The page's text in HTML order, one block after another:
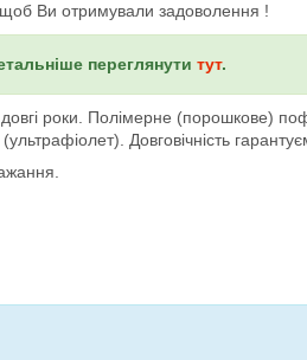
Ви отримували задоволення !
переглянути тут.
роки. Полімерне (порошкове)
Довговічність